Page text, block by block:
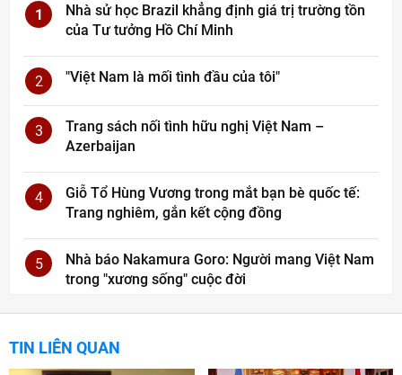
1
Nhà sử học Brazil khẳng định giá trị trường tồn
của Tư tưởng Hồ Chí Minh
2 "Việt Nam là mối tình đầu của tôi"
3
Trang sách nối tình hữu nghị Việt Nam –
Azerbaijan
4
Giỗ Tổ Hùng Vương trong mắt bạn bè quốc tế:
Trang nghiêm, gắn kết cộng đồng
5
Nhà báo Nakamura Goro: Người mang Việt Nam
trong "xương sống" cuộc đời
TIN LIÊN QUAN